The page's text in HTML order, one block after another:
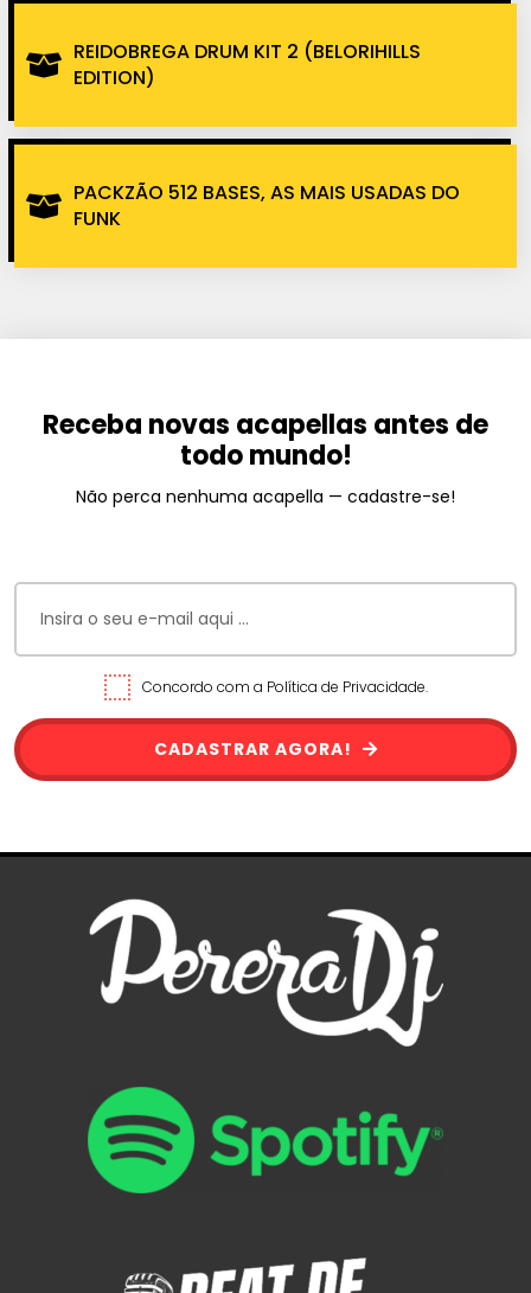
REIDOBREGA DRUM KIT 2 (BELORIHILLS
EDITION)
PACKZÃO 512 BASES, AS MAIS USADAS DO
FUNK
Receba novas acapellas antes de
todo mundo!
Não perca nenhuma acapella — cadastre-se!
Concordo com a Política de Privacidade.
CADASTRAR AGORA!